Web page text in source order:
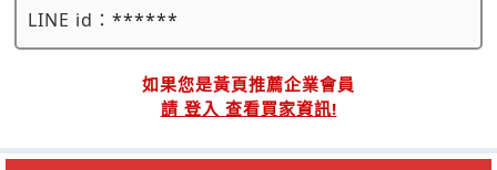
LINE id： ******
如果您是黃頁推薦企業會員
請 登入 查看買家資訊!